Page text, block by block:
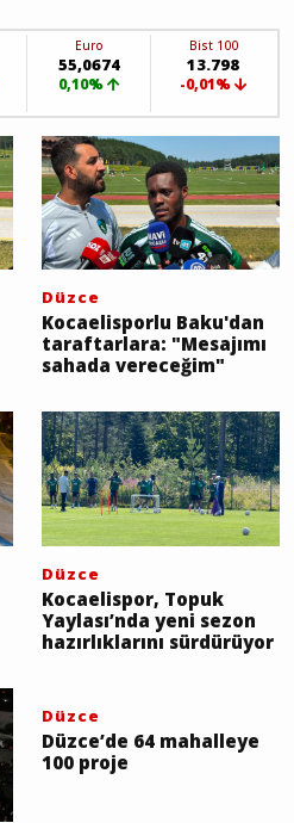
Euro
55,0674
0,10%
Bist 100
13.798
-0,01%
Düzce
Kocaelisporlu Baku'dan
taraftarlara: "Mesajımı
sahada vereceğim"
Düzce
Kocaelispor, Topuk
Yaylası’nda yeni sezon
hazırlıklarını sürdürüyor
Düzce
Düzce’de 64 mahalleye
100 proje